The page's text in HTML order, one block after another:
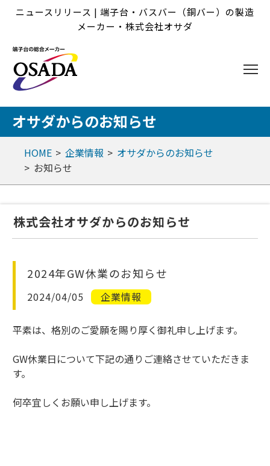
ニュースリリース | 端子台・バスバー（銅バー）の製造
メーカー・株式会社オサダ
オサダからのお知らせ
HOME 企業情報
オサダからのお知らせ
お知らせ
株式会社オサダからのお知らせ
2024年GW休業のお知らせ
2024/04/05 企業情報
平素は、格別のご愛願を賜り厚く御礼申し上げます。
GW休業日について下記の通りご連絡させていただきま
す。
何卒宜しくお願い申し上げます。